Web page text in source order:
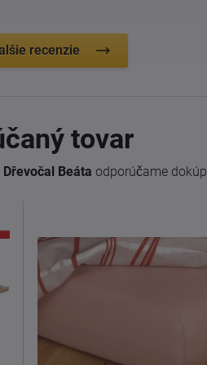
recenzie
tovar
Beáta odporúčame